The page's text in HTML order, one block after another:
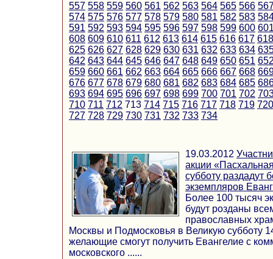
557 558 559 560 561 562 563 564 565 566
574 575 576 577 578 579 580 581 582 583
591 592 593 594 595 596 597 598 599 600
608 609 610 611 612 613 614 615 616 617 618
625 626 627 628 629 630 631 632 633 634
642 643 644 645 646 647 648 649 650 651
659 660 661 662 663 664 665 666 667 668
676 677 678 679 680 681 682 683 684 685
693 694 695 696 697 698 699 700 701 702
710 711 712 713 714 715 716 717 718 719 720
727 728 729 730 731 732 733 734
19.03.2012
акции
субботу раздадут
экземпляров
Более 100 тысяч
будут розданы
православных
Москвы и Подмосковья в Великую субботу
желающие смогут получить Евангелие с
московского ......